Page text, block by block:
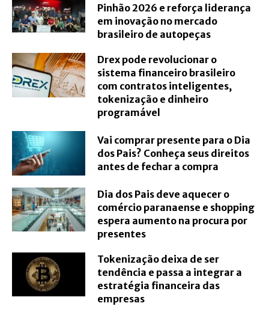
Pinhão 2026 e reforça liderança
em inovação no mercado
brasileiro de autopeças
Drex pode revolucionar o
sistema financeiro brasileiro
com contratos inteligentes,
tokenização e dinheiro
programável
Vai comprar presente para o Dia
dos Pais? Conheça seus direitos
antes de fechar a compra
Dia dos Pais deve aquecer o
comércio paranaense e shopping
espera aumento na procura por
presentes
Tokenização deixa de ser
tendência e passa a integrar a
estratégia financeira das
empresas